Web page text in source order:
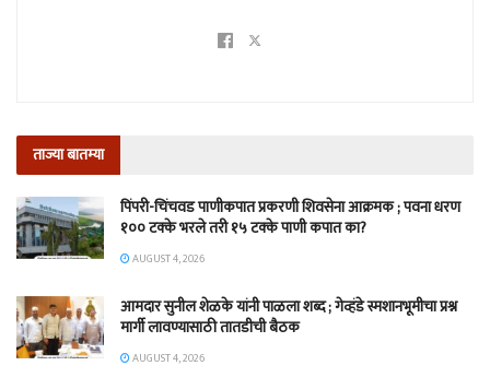
ताज्या बातम्या
पिंपरी-चिंचवड पाणीकपात प्रकरणी शिवसेना आक्रमक ; पवना धरण
१०० टक्के भरले तरी १५ टक्के पाणी कपात का?
AUGUST 4, 2026
आमदार सुनील शेळके यांनी पाळला शब्द ; गेव्हंडे स्मशानभूमीचा प्रश्न
मार्गी लावण्यासाठी तातडीची बैठक
AUGUST 4, 2026